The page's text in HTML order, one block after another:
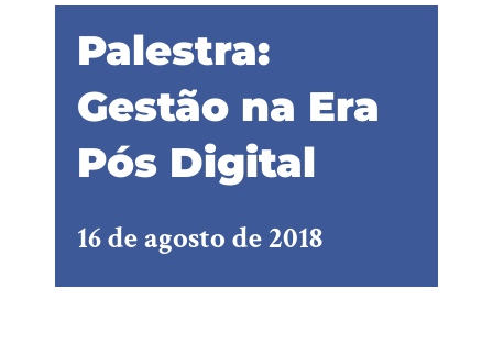
Palestra:
Gestão na Era
Pós Digital
16 de agosto de 2018